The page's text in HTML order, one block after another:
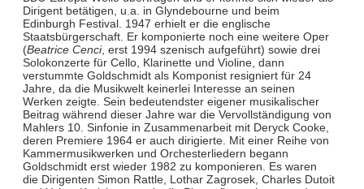
Dirigent betätigen, u.a. in Glyndebourne und beim
Edinburgh Festival. 1947 erhielt er die englische
Staatsbürgerschaft. Er komponierte noch eine weitere Oper
(Beatrice Cenci, erst 1994 szenisch aufgeführt) sowie drei
Solokonzerte für Cello, Klarinette und Violine, dann
verstummte Goldschmidt als Komponist resigniert für 24
Jahre, da die Musikwelt keinerlei Interesse an seinen
Werken zeigte. Sein bedeutendster eigener musikalischer
Beitrag während dieser Jahre war die Vervollständigung von
Mahlers 10. Sinfonie in Zusammenarbeit mit Deryck Cooke,
deren Premiere 1964 er auch dirigierte. Mit einer Reihe von
Kammermusikwerken und Orchesterliedern begann
Goldschmidt erst wieder 1982 zu komponieren. Es waren
die Dirigenten Simon Rattle, Lothar Zagrosek, Charles Dutoit